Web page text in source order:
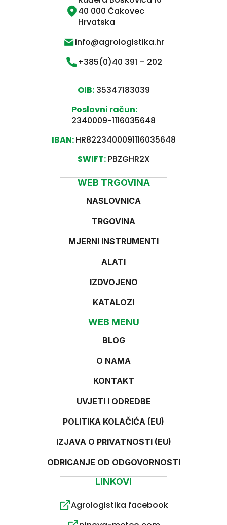
40 000 Čakovec
Hrvatska
info@agrologistika.hr
+385(0)40 391 – 202
OIB:35347183039
Poslovni račun:
2340009-1116035648
IBAN:HR8223400091116035648
SWIFT:PBZGHR2X
LINKOVI
Agrologistika facebook
WEB TRGOVINA
NASLOVNICA
TRGOVINA
MJERNI INSTRUMENTI
ALATI
IZDVOJENO
KATALOZI
WEB MENU
BLOG
O NAMA
KONTAKT
UVJETI I ODREDBE
POLITIKA KOLAČIĆA (EU)
IZJAVA O PRIVATNOSTI (EU)
ODRICANJE OD ODGOVORNOSTI